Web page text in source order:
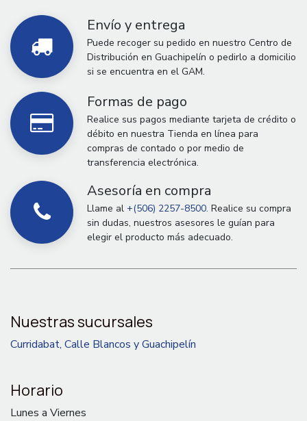
Envío y entrega
Puede recoger su pedido en nuestro Centro de
Distribución en Guachipelín o pedirlo a domicilio
si se encuentra en el GAM.
Formas de pago
Realice sus pagos mediante tarjeta de crédito o
débito en nuestra Tienda en línea para
compras de contado o por medio de
transferencia electrónica.
Asesoría en compra
Llame al +(506) 2257-8500. Realice su compra
sin dudas, nuestros asesores le guían para
elegir el producto más adecuado.
Nuestras sucursales
Curridabat, Calle Blancos y Guachipelín
Horario
Lunes a Viernes